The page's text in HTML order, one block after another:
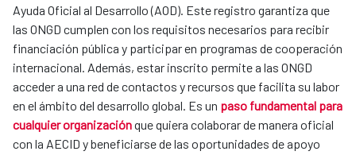
Ayuda Oficial al Desarrollo (AOD). Este registro garantiza que
las ONGD cumplen con los requisitos necesarios para recibir
financiación pública y participar en programas de cooperación
internacional. Además, estar inscrito permite a las ONGD
acceder a una red de contactos y recursos que facilita su labor
en el ámbito del desarrollo global. Es un paso fundamental para
cualquier organizaciónque quiera colaborar de manera oficial
con la AECID y beneficiarse de las oportunidades de apoyo